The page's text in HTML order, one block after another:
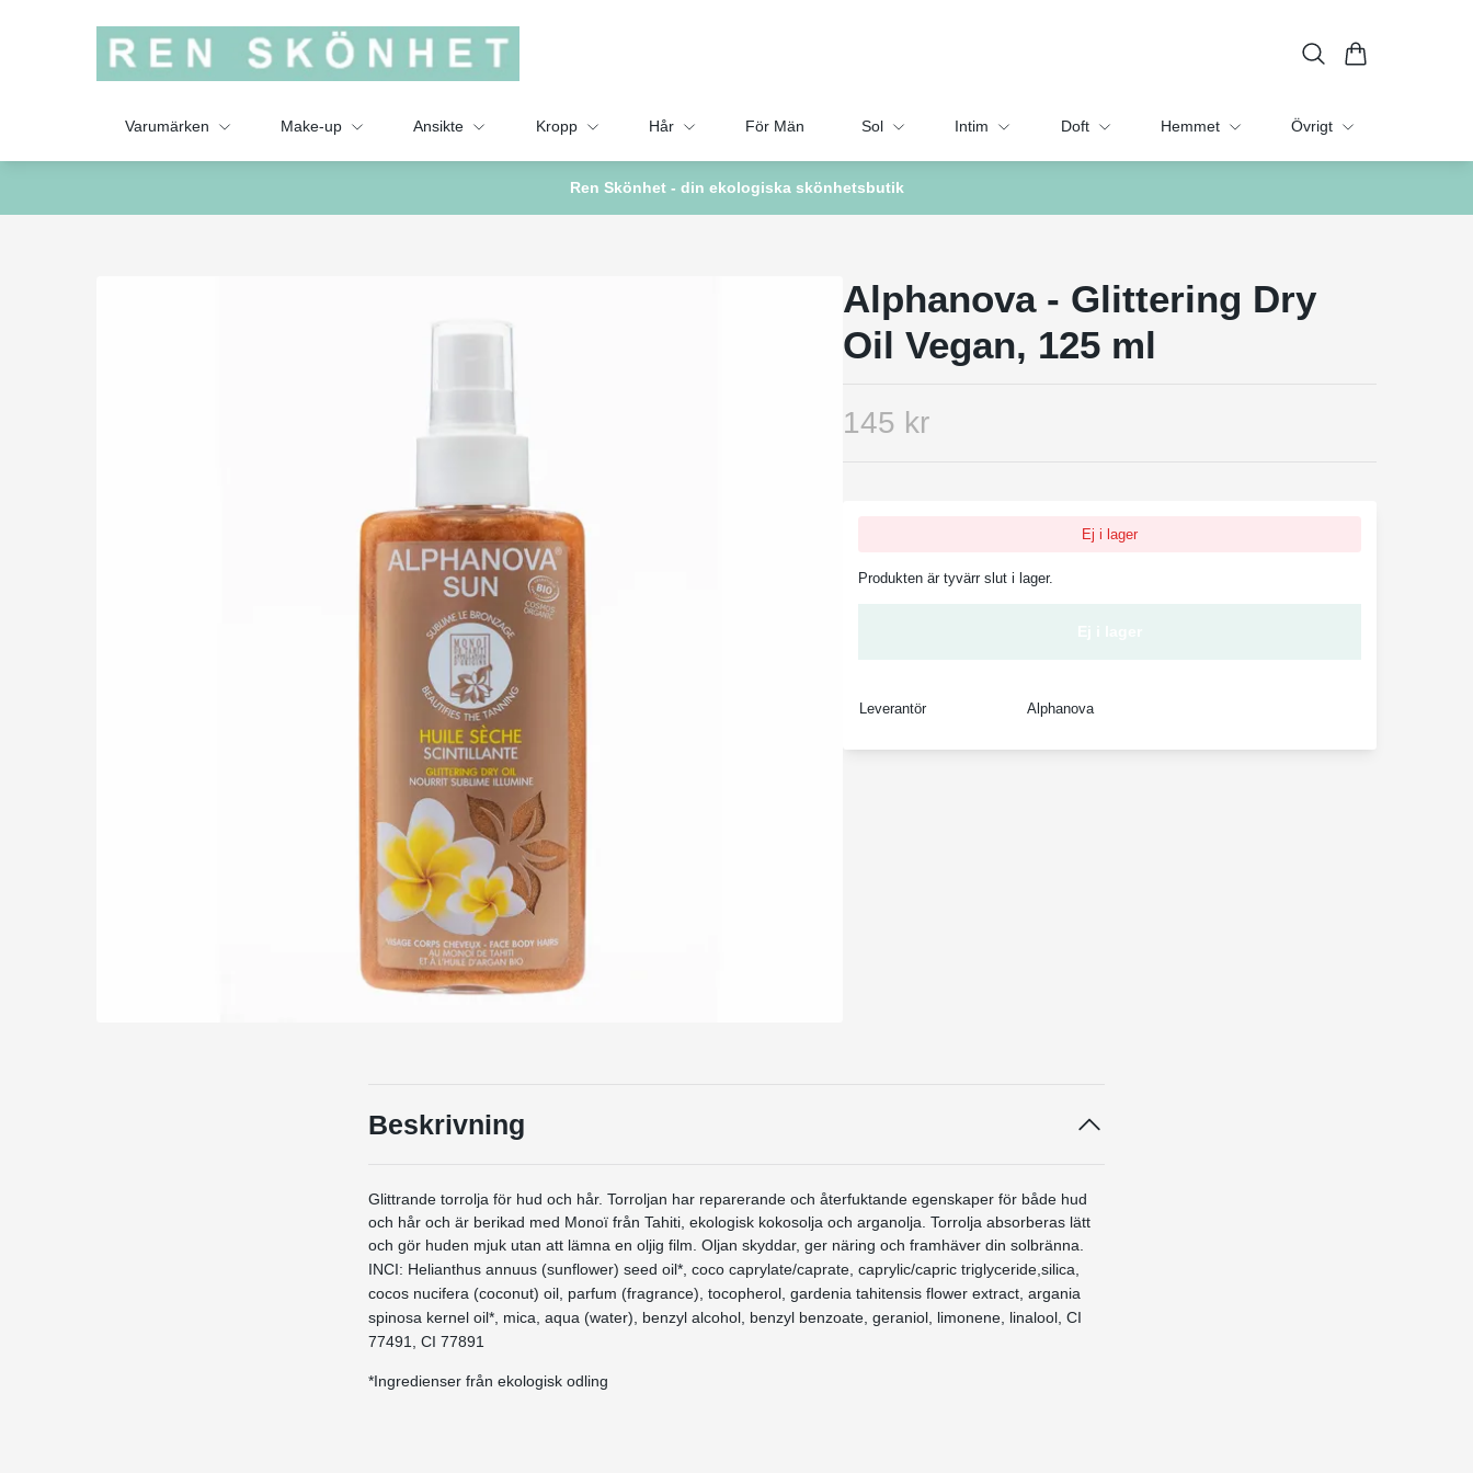
Varumärken Make-up Ansikte Kropp Hår För Män Sol Intim Doft Hemmet Övrigt
Ren Skönhet - din ekologiska skönhetsbutik
Alphanova - Glittering Dry
Oil Vegan, 125 ml
145 kr
Ej i lager
Produkten är tyvärr slut i lager.
Leverantör Alphanova
Beskrivning
Glittrande torrolja för hud och hår. Torroljan har reparerande och återfuktande egenskaper för både hud
och hår och är berikad med Monoï från Tahiti, ekologisk kokosolja och arganolja. Torrolja absorberas lätt
och gör huden mjuk utan att lämna en oljig film. Oljan skyddar, ger näring och framhäver din solbränna.
INCI: Helianthus annuus (sunflower) seed oil*, coco caprylate/caprate, caprylic/capric triglyceride,silica,
cocos nucifera (coconut) oil, parfum (fragrance), tocopherol, gardenia tahitensis flower extract, argania
spinosa kernel oil*, mica, aqua (water), benzyl alcohol, benzyl benzoate, geraniol, limonene, linalool, CI
77491, CI 77891
*Ingredienser från ekologisk odling